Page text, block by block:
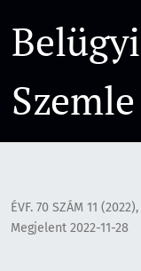
Belügyi
Szemle
ÉVF. 70 SZÁM 11 (2022),
Megjelent 2022-11-28